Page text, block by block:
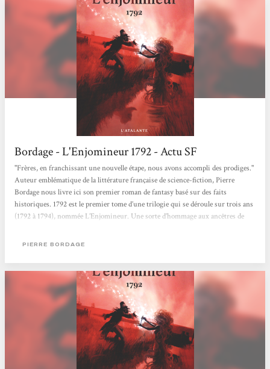
Bordage - L'Enjomineur 1792 - Actu SF
"Frères, en franchissant une nouvelle étape, nous avons accompli des prodiges."
Auteur emblématique de la littérature française de science-fiction, Pierre
Bordage nous livre ici son premier roman de fantasy basé sur des faits
historiques. 1792 est le premier tome d’une trilogie qui se déroule sur trois ans
(1792 à 1794), nommée L’Enjomineur. Une sorte d’hommage aux ancêtres de
L’auteur a choisi de commencer par cette année bien particulière qui a marqué
PIERRE BORDAGE